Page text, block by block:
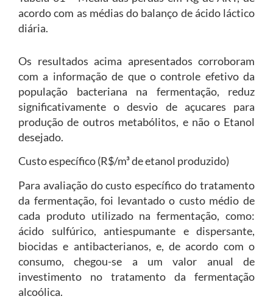
acordo com as médias do balanço de ácido láctico
diária.
Os resultados acima apresentados corroboram
com a informação de que o controle efetivo da
população bacteriana na fermentação, reduz
significativamente o desvio de açucares para
produção de outros metabólitos, e não o Etanol
desejado.
Custo específico (R$/m³ de etanol produzido)
Para avaliação do custo específico do tratamento
da fermentação, foi levantado o custo médio de
cada produto utilizado na fermentação, como:
ácido sulfúrico, antiespumante e dispersante,
biocidas e antibacterianos, e, de acordo com o
consumo, chegou-se a um valor anual de
investimento no tratamento da fermentação
alcoólica.